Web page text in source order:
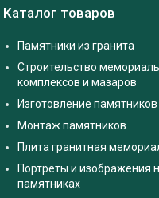
Каталог товаров
Памятники из гранита
Строительство
комплексов и мазаров
Изготовление памятников
Монтаж памятников
Плита гранитная
Портреты и изображения
памятниках